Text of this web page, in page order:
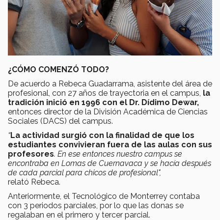
¿CÓMO COMENZÓ TODO?
De acuerdo a Rebeca Guadarrama, asistente del área de
profesional, con 27 años de trayectoria en el campus, la
tradición inició en 1996 con el Dr. Dídimo Dewar,
entonces director de la División Académica de Ciencias
Sociales (DACS) del campus.
“La actividad surgió con la finalidad de que los
estudiantes convivieran fuera de las aulas con sus
profesores. En ese entonces nuestro campus se
encontraba en Lomas de Cuernavaca y se hacía después
de cada parcial para chicos de profesional",
relató Rebeca.
Anteriormente, el Tecnológico de Monterrey contaba
con 3 periodos parciales, por lo que las donas se
regalaban en el primero y tercer parcial.